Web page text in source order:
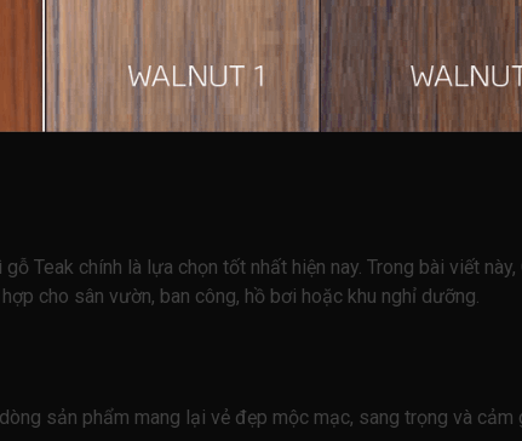
Teak chính là lựa chọn tốt nhất hiện nay. Trong bài viết này,
cho sân vườn, ban công, hồ bơi hoặc khu nghỉ dưỡng.
sản phẩm mang lại vẻ đẹp mộc mạc, sang trọng và